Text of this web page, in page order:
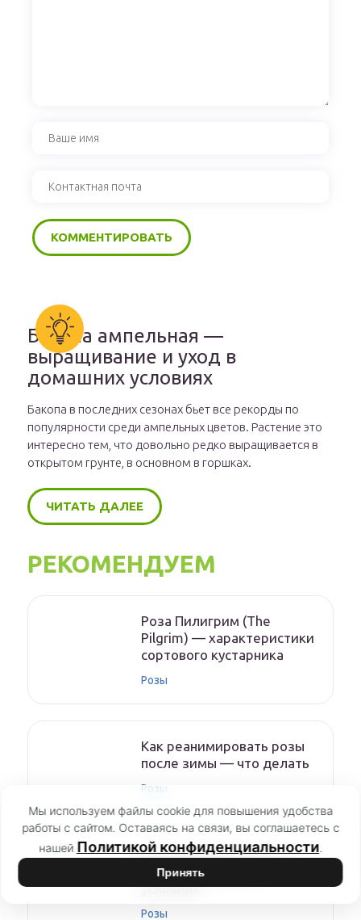
Бакопа ампельная —
выращивание и уход в
домашних условиях
Бакопа в последних сезонах бьет все рекорды по
популярности среди ампельных цветов. Растение это
интересно тем, что довольно редко выращивается в
открытом грунте, в основном в горшках.
ЧИТАТЬ ДАЛЕЕ
РЕКОМЕНДУЕМ
Роза Пилигрим (The
Pilgrim) — характеристики
сортового кустарника
Розы
Как реанимировать розы
после зимы — что делать
Розы
Как укоренить розу из
букета в домашних
условиях
Розы
Мы используем файлы cookie для повышения удобства
работы с сайтом. Оставаясь на связи, вы соглашаетесь с
нашей Политикой конфиденциальности.
Принять